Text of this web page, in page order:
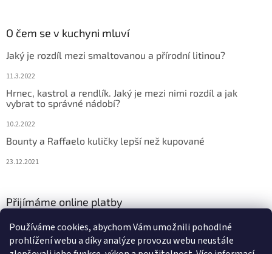
Používáme cookies, abychom Vám umožnili pohodlné
prohlížení webu a díky analýze provozu webu neustále
O čem se v kuchyni mluví
Jaký je rozdíl mezi smaltovanou a přírodní litinou?
11.3.2022
Hrnec, kastrol a rendlík. Jaký je mezi nimi rozdíl a jak
vybrat to správné nádobí?
10.2.2022
Bounty a Raffaelo kuličky lepší než kupované
23.12.2021
Přijímáme online platby